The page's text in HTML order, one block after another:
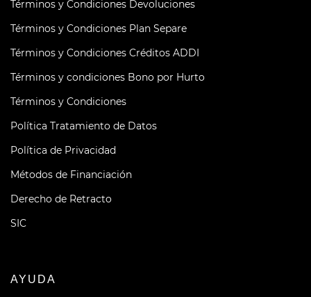
Términos y Condiciones Devoluciones
Términos y Condiciones Plan Separe
Términos y Condiciones Créditos ADDI
Términos y condiciones Bono por Hurto
Términos y Condiciones
Política Tratamiento de Datos
Política de Privacidad
Métodos de Financiación
Derecho de Retracto
SIC
AYUDA